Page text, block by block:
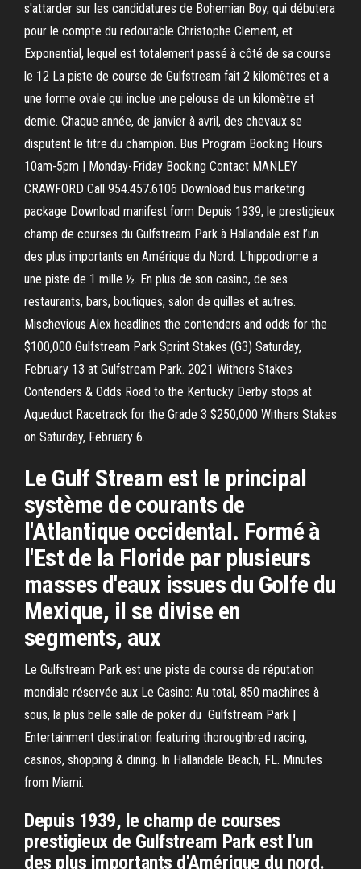
s'attarder sur les candidatures de Bohemian Boy, qui débutera
pour le compte du redoutable Christophe Clement, et
Exponential, lequel est totalement passé à côté de sa course
le 12 La piste de course de Gulfstream fait 2 kilomètres et a
une forme ovale qui inclue une pelouse de un kilomètre et
demie. Chaque année, de janvier à avril, des chevaux se
disputent le titre du champion. Bus Program Booking Hours
10am-5pm | Monday-Friday Booking Contact MANLEY
CRAWFORD Call 954.457.6106 Download bus marketing
package Download manifest form Depuis 1939, le prestigieux
champ de courses du Gulfstream Park à Hallandale est l’un
des plus importants en Amérique du Nord. L’hippodrome a
une piste de 1 mille ½. En plus de son casino, de ses
restaurants, bars, boutiques, salon de quilles et autres.
Mischevious Alex headlines the contenders and odds for the
$100,000 Gulfstream Park Sprint Stakes (G3) Saturday,
February 13 at Gulfstream Park. 2021 Withers Stakes
Contenders & Odds Road to the Kentucky Derby stops at
Aqueduct Racetrack for the Grade 3 $250,000 Withers Stakes
on Saturday, February 6.
Le Gulf Stream est le principal
système de courants de
l'Atlantique occidental. Formé à
l'Est de la Floride par plusieurs
masses d'eaux issues du Golfe du
Mexique, il se divise en
segments, aux
Le Gulfstream Park est une piste de course de réputation
mondiale réservée aux Le Casino: Au total, 850 machines à
sous, la plus belle salle de poker du Gulfstream Park |
Entertainment destination featuring thoroughbred racing,
casinos, shopping & dining. In Hallandale Beach, FL. Minutes
from Miami.
Depuis 1939, le champ de courses
prestigieux de Gulfstream Park est l'un
des plus importants d'Amérique du nord.